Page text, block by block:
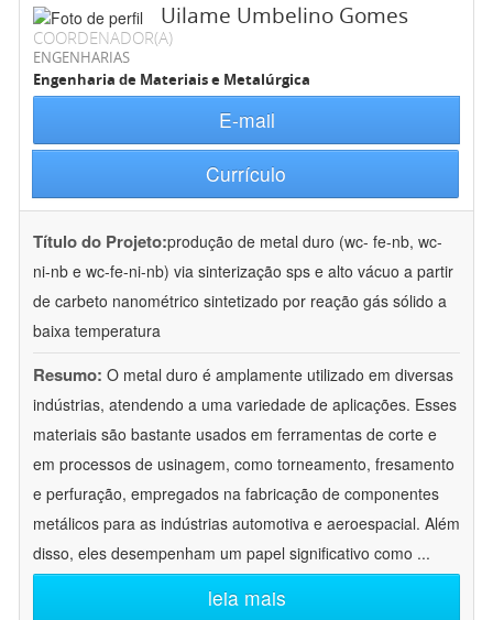
Uilame Umbelino Gomes
COORDENADOR(A)
ENGENHARIAS
Engenharia de Materiais e Metalúrgica
E-mail
Currículo
Título do Projeto:produção de metal duro (wc- fe-nb, wc-
ni-nb e wc-fe-ni-nb) via sinterização sps e alto vácuo a partir
de carbeto nanométrico sintetizado por reação gás sólido a
baixa temperatura
Resumo: O metal duro é amplamente utilizado em diversas
indústrias, atendendo a uma variedade de aplicações. Esses
materiais são bastante usados em ferramentas de corte e
em processos de usinagem, como torneamento, fresamento
e perfuração, empregados na fabricação de componentes
metálicos para as indústrias automotiva e aeroespacial. Além
disso, eles desempenham um papel significativo como ...
leia mais